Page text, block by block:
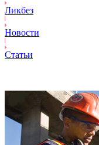
Ликбез
Новости
Статьи